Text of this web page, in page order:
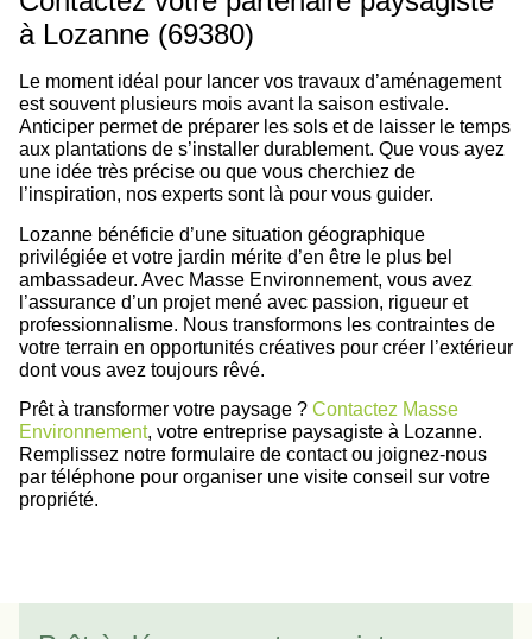
à Lozanne (69380)
Le moment idéal pour lancer vos travaux d’aménagement
est souvent plusieurs mois avant la saison estivale.
Anticiper permet de préparer les sols et de laisser le temps
aux plantations de s’installer durablement. Que vous ayez
une idée très précise ou que vous cherchiez de
l’inspiration, nos experts sont là pour vous guider.
Lozanne bénéficie d’une situation géographique
privilégiée et votre jardin mérite d’en être le plus bel
ambassadeur. Avec Masse Environnement, vous avez
l’assurance d’un projet mené avec passion, rigueur et
professionnalisme. Nous transformons les contraintes de
votre terrain en opportunités créatives pour créer l’extérieur
dont vous avez toujours rêvé.
Prêt à transformer votre paysage ? Contactez Masse
Environnement, votre entreprise paysagiste à Lozanne.
Remplissez notre formulaire de contact ou joignez-nous
par téléphone pour organiser une visite conseil sur votre
propriété.